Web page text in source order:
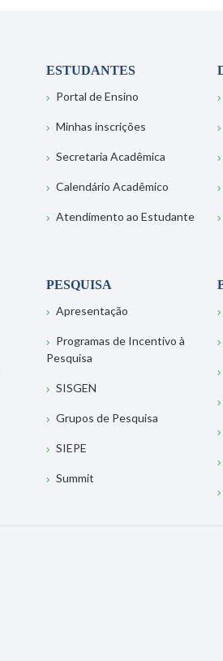
ESTUDANTES
Portal de Ensino
Minhas inscrições
Secretaria Acadêmica
Calendário Acadêmico
Atendimento ao Estudante
PESQUISA
Apresentação
Programas de Incentivo à
Pesquisa
SISGEN
Grupos de Pesquisa
SIEPE
Summit